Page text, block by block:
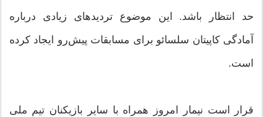
حد انتظار باشد. این موضوع تردیدهای زیادی درباره
آمادگی کاپیتان سلسائو برای مسابقات پیش‌رو ایجاد کرده
است.
قرار است نیمار امروز همراه با سایر بازیکنان تیم ملی